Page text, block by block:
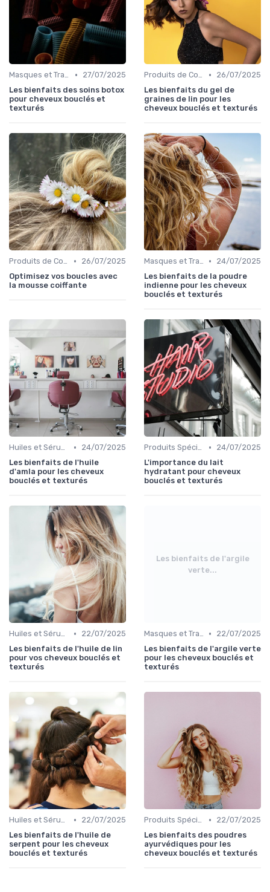
Masques et Traitements en Profondeur •
27/07/2025
Les bienfaits des soins botox
pour cheveux bouclés et
texturés
Produits de Coiffage •
26/07/2025
Les bienfaits du gel de
graines de lin pour les
cheveux bouclés et texturés
Produits de Coiffage •
26/07/2025
Optimisez vos boucles avec
la mousse coiffante
Masques et Traitements en Profondeur •
24/07/2025
Les bienfaits de la poudre
indienne pour les cheveux
bouclés et texturés
Huiles et Sérums •
24/07/2025
Les bienfaits de l'huile
d'amla pour les cheveux
bouclés et texturés
Produits Spécifiques (Anti-Frisottis, Hydratants) •
24/07/2025
L'importance du lait
hydratant pour cheveux
bouclés et texturés
Huiles et Sérums •
22/07/2025
Les bienfaits de l'huile de lin
pour vos cheveux bouclés et
texturés
Les bienfaits de l'argile
verte...
Masques et Traitements en Profondeur •
22/07/2025
Les bienfaits de l'argile verte
pour les cheveux bouclés et
texturés
Huiles et Sérums •
22/07/2025
Les bienfaits de l'huile de
serpent pour les cheveux
bouclés et texturés
Produits Spécifiques (Anti-Frisottis, Hydratants) •
22/07/2025
Les bienfaits des poudres
ayurvédiques pour les
cheveux bouclés et texturés